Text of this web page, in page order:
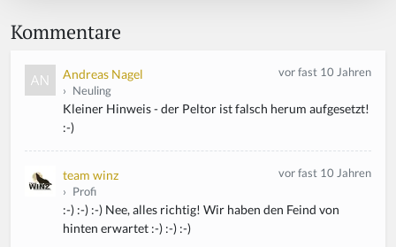
Kommentare
Andreas Nagel
› Neuling
vor fast 10 Jahren
Kleiner Hinweis - der Peltor ist falsch herum aufgesetzt!
:-)
team winz
› Profi
vor fast 10 Jahren
:-) :-) :-) Nee, alles richtig! Wir haben den Feind von
hinten erwartet :-) :-) :-)